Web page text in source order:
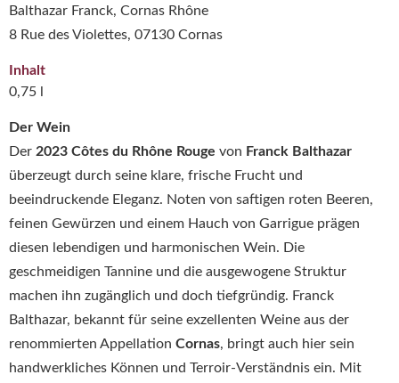
Der Wein
Der 2023 Côtes du Rhône Rouge von Franck Balthazar
überzeugt durch seine klare, frische Frucht und
beeindruckende Eleganz. Noten von saftigen roten Beeren,
feinen Gewürzen und einem Hauch von Garrigue prägen
diesen lebendigen und harmonischen Wein. Die
geschmeidigen Tannine und die ausgewogene Struktur
machen ihn zugänglich und doch tiefgründig. Franck
Balthazar, bekannt für seine exzellenten Weine aus der
renommierten Appellation Cornas, bringt auch hier sein
handwerkliches Können und Terroir-Verständnis ein. Mit
Balthazar Franck, Cornas Rhône
8 Rue des Violettes, 07130 Cornas
Inhalt
0,75 l